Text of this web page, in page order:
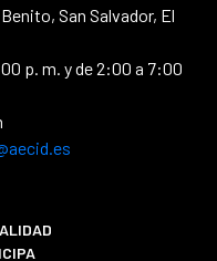
San Salvador, El
p. m. y de 2:00 a 7:00